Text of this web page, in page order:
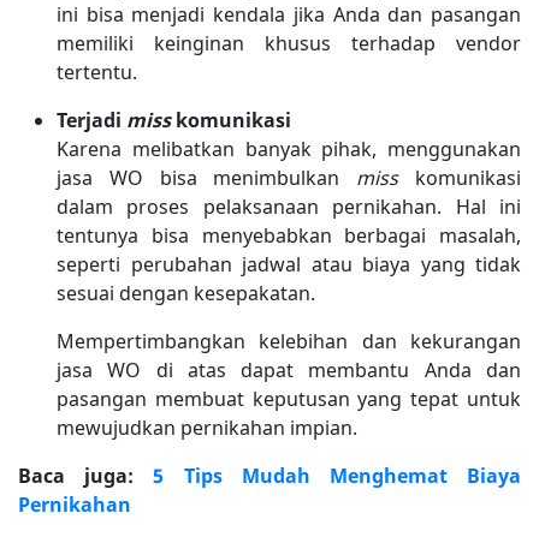
ini bisa menjadi kendala jika Anda dan pasangan
memiliki keinginan khusus terhadap vendor
tertentu.
Terjadi misskomunikasi
Karena melibatkan banyak pihak, menggunakan
jasa WO bisa menimbulkan misskomunikasi
dalam proses pelaksanaan pernikahan. Hal ini
tentunya bisa menyebabkan berbagai masalah,
seperti perubahan jadwal atau biaya yang tidak
sesuai dengan kesepakatan.
Mempertimbangkan kelebihan dan kekurangan
jasa WO di atas dapat membantu Anda dan
pasangan membuat keputusan yang tepat untuk
mewujudkan pernikahan impian.
Baca juga:5 Tips Mudah Menghemat Biaya
Pernikahan